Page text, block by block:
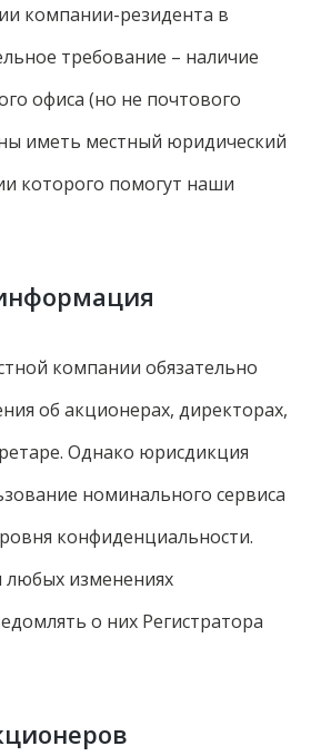
компании-резидента в
требование – наличие
офиса (но не почтового
иметь местный юридический
которого помогут наши
компании обязательно
об акционерах, директорах,
Однако юрисдикция
номинального сервиса
конфиденциальности.
изменениях
о них Регистратора